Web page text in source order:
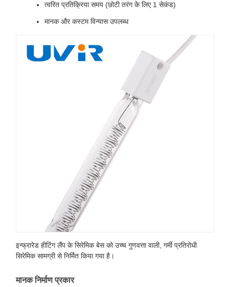
त्वरित प्रतिक्रिया समय (छोटी तरंग के लिए 1 सेकंड)
मानक और कस्टम विन्यास उपलब्ध
इन्फ्रारेड हीटिंग लैंप के सिरेमिक बेस को उच्च गुणवत्ता वाली, गर्मी प्रतिरोधी
सिरेमिक सामग्री से निर्मित किया गया है।
मानक निर्माण प्रकार